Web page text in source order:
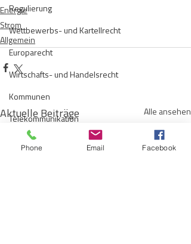
Regulierung
Wettbewerbs- und Kartellrecht
Europarecht
Wirtschafts- und Handelsrecht
Kommunen
Telekommunikation
Gesellschaftsrecht
Energie
Strom
Allgemein
Aktuelle Beiträge Alle ansehen
Phone Email Facebook